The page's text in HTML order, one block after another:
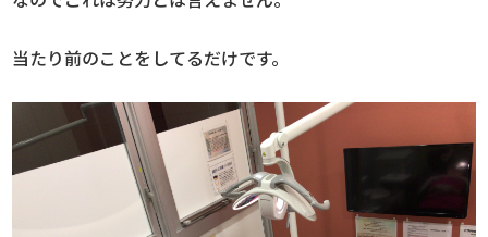
当たり前のことをしてるだけです。